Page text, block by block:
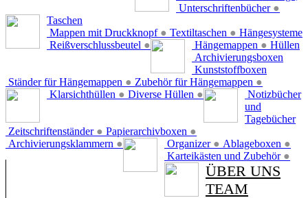
Unterschriftenbücher ●
Taschen
Mappen mit Druckknopf ● Textiltaschen ●
Reißverschlussbeutel ●
Hängesysteme
Hängemappen ●
Ständer für Hängemappen ● Zubehör für Hängemappen ●
Hüllen
Klarsichthüllen ● Diverse Hüllen ●
Archivierungsboxen
Zeitschriftenständer ● Papierarchivboxen ●
Archivierungsklammern ●
Kunststoffboxen
Organizer ● Ablageboxen ●
Karteikästen und Zubehör ●
Notizbücher
und
Tagebücher
ÜBER UNS
TEAM